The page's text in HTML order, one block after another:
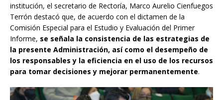
institución, el secretario de Rectoría, Marco Aurelio Cienfuegos
Terrón destacó que, de acuerdo con el dictamen de la
Comisión Especial para el Estudio y Evaluación del Primer
Informe, se señala la consistencia de las estrategias de
la presente Administración, así como el desempeño de
los responsables y la eficiencia en el uso de los recursos
para tomar decisiones y mejorar permanentemente.